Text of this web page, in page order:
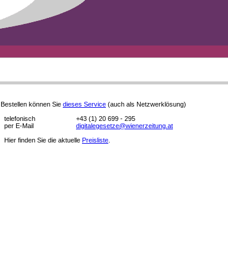
Bestellen können Sie dieses Service (auch als Netzwerklösung)
telefonisch
+43 (1) 20 699 - 295
per E-Mail
digitalegesetze@wienerzeitung.at
Hier finden Sie die aktuelle Preisliste